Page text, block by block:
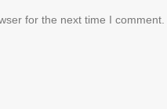
for the next time I comment.